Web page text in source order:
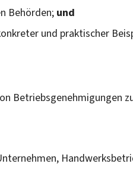
Behörden; und
und praktischer
Betriebsgenehmigungen